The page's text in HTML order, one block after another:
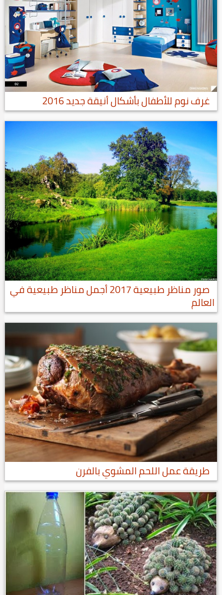
غرف نوم للأطفال بأشكال أنيقة جديد 2016
صور مناظر طبيعية 2017 أجمل مناظر طبيعية في
العالم
طريقة عمل اللحم المشوي بالفرن